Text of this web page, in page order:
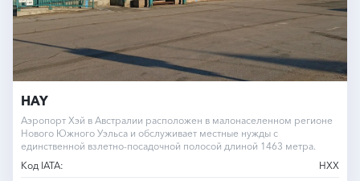
HAY
Аэропорт Хэй в Австралии расположен в малонаселенном регионе
Нового Южного Уэльса и обслуживает местные нужды с
единственной взлетно-посадочной полосой длиной 1463 метра.
Код IATA:
HXX